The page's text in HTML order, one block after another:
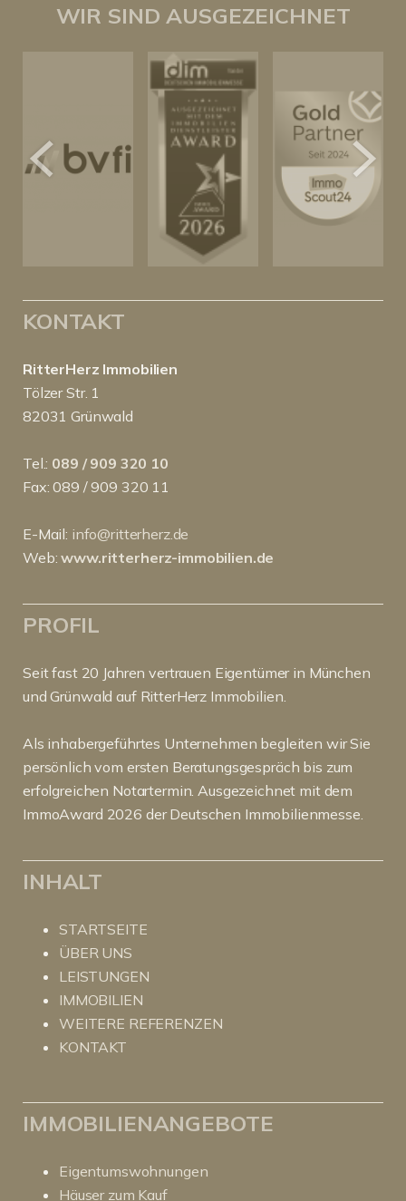
WIR SIND AUSGEZEICHNET
KONTAKT
RitterHerz Immobilien
Tölzer Str. 1
82031 Grünwald
Tel.: 089 / 909 320 10
Fax: 089 / 909 320 11
E-Mail: info@ritterherz.de
Web:www.ritterherz-immobilien.de
PROFIL
Seit fast 20 Jahren vertrauen Eigentümer in München
und Grünwald auf RitterHerz Immobilien.
Als inhabergeführtes Unternehmen begleiten wir Sie
persönlich vom ersten Beratungsgespräch bis zum
erfolgreichen Notartermin. Ausgezeichnet mit dem
ImmoAward 2026 der Deutschen Immobilienmesse.
INHALT
STARTSEITE
ÜBER UNS
LEISTUNGEN
IMMOBILIEN
WEITERE REFERENZEN
KONTAKT
IMMOBILIENANGEBOTE
Eigentumswohnungen
Häuser zum Kauf